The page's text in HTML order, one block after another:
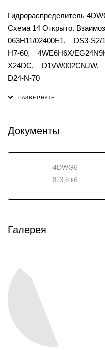
Гидрораспределитель
Схема 14 Открыто.
063H11/02400E1, DS3-
H7-60, 4WE6H6X/
X24DC, D1VW002CNJW,
D24-N-70
Документы
4DWG6
823,6 кб
Галерея